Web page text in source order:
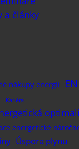
a články
nákupy energií
Kariéra
energetické
Úspora plynu